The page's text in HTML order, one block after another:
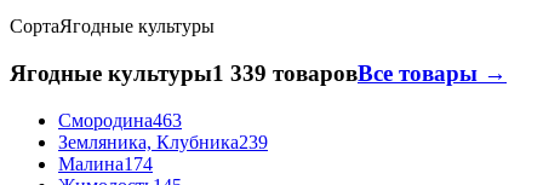
СортаЯгодные культуры
Ягодные культуры1 339 товаровВсе товары →
Смородина463
Земляника, Клубника239
Малина174